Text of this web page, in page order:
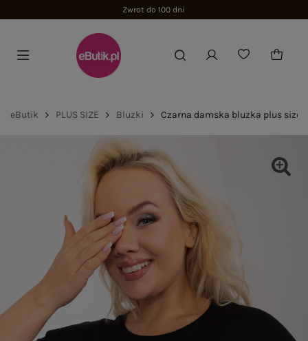
Zwrot do 100 dni
eButik PLUS SIZE Bluzki Czarna damska bluzka plus size